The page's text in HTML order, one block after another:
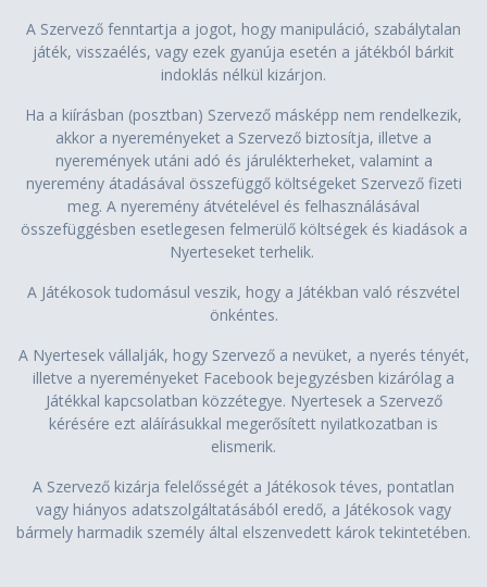
A Szervező fenntartja a jogot, hogy manipuláció, szabálytalan
játék, visszaélés, vagy ezek gyanúja esetén a játékból bárkit
indoklás nélkül kizárjon.
Ha a kiírásban (posztban) Szervező másképp nem rendelkezik,
akkor a nyereményeket a Szervező biztosítja, illetve a
nyeremények utáni adó és járulékterheket, valamint a
nyeremény átadásával összefüggő költségeket Szervező fizeti
meg. A nyeremény átvételével és felhasználásával
összefüggésben esetlegesen felmerülő költségek és kiadások a
Nyerteseket terhelik.
A Játékosok tudomásul veszik, hogy a Játékban való részvétel
önkéntes.
A Nyertesek vállalják, hogy Szervező a nevüket, a nyerés tényét,
illetve a nyereményeket Facebook bejegyzésben kizárólag a
Játékkal kapcsolatban közzétegye. Nyertesek a Szervező
kérésére ezt aláírásukkal megerősített nyilatkozatban is
elismerik.
A Szervező kizárja felelősségét a Játékosok téves, pontatlan
vagy hiányos adatszolgáltatásából eredő, a Játékosok vagy
bármely harmadik személy által elszenvedett károk tekintetében.